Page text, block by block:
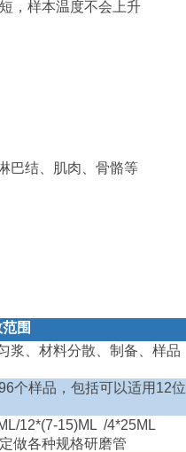
，样本温度不会上升
巴结、肌肉、骨骼等
围
浆、材料分散、制备、样品
个样品，包括可以适用 12位
12*(7-15)ML /4*25ML
做各种规格研磨管